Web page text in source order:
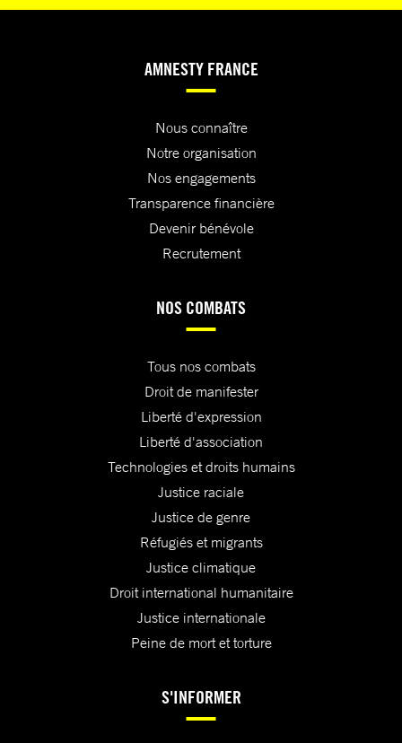
AMNESTY FRANCE
Nous connaître
Notre organisation
Nos engagements
Transparence financière
Devenir bénévole
Recrutement
NOS COMBATS
Tous nos combats
Droit de manifester
Liberté d'expression
Liberté d'association
Technologies et droits humains
Justice raciale
Justice de genre
Réfugiés et migrants
Justice climatique
Droit international humanitaire
Justice internationale
Peine de mort et torture
S'INFORMER